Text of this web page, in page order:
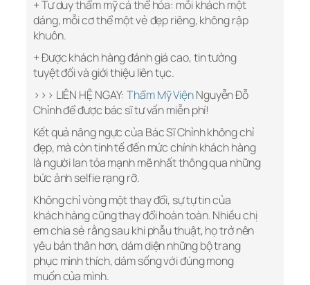
+ Tư duy thẩm mỹ cá thể hóa: mỗi khách một
dáng, mỗi cơ thể một vẻ đẹp riêng, không rập
khuôn.
+ Được khách hàng đánh giá cao, tin tưởng
tuyệt đối và giới thiệu liên tục.
>>> LIÊN HỆ NGAY:Thẩm Mỹ ViệnNguyễn Đỗ
Chỉnh để được bác sĩ tư vấn miễn phí!
Kết quả nâng ngực của Bác Sĩ Chỉnh không chỉ
đẹp, mà còn tinh tế đến mức chính khách hàng
là người lan tỏa mạnh mẽ nhất thông qua những
bức ảnh selfie rạng rỡ.
Không chỉ vòng một thay đổi, sự tự tin của
khách hàng cũng thay đổi hoàn toàn. Nhiều chị
em chia sẻ rằng sau khi phẫu thuật, họ trở nên
yêu bản thân hơn, dám diện những bộ trang
phục mình thích, dám sống với đúng mong
muốn của mình.